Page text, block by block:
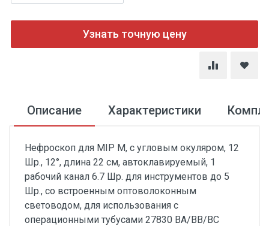
Узнать точную цену
Описание Характеристики
Нефроскоп для MIP М, с угловым окуляром, 12
Шр., 12°, длина 22 см, автоклавируемый, 1
рабочий канал 6.7 Шр. для инструментов до 5
Шр., со встроенным оптоволоконным
световодом, для использования с
операционными тубусами 27830 ВА/ВВ/ВС